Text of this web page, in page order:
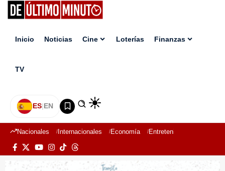
Inicio Noticias Cine Loterías Finanzas
TV
ES|EN
Nacionales Internacionales Economía Entretenimiento